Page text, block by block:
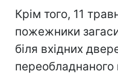
Крім того, 11
пожежники
біля вхідних
переобладнаного